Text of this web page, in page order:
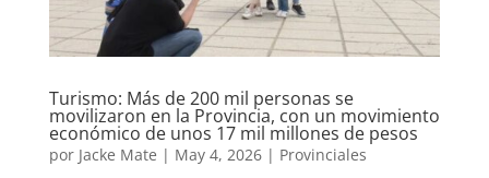
Turismo: Más de 200 mil personas se
movilizaron en la Provincia, con un movimiento
económico de unos 17 mil millones de pesos
por Jacke Mate | May 4, 2026| Provinciales